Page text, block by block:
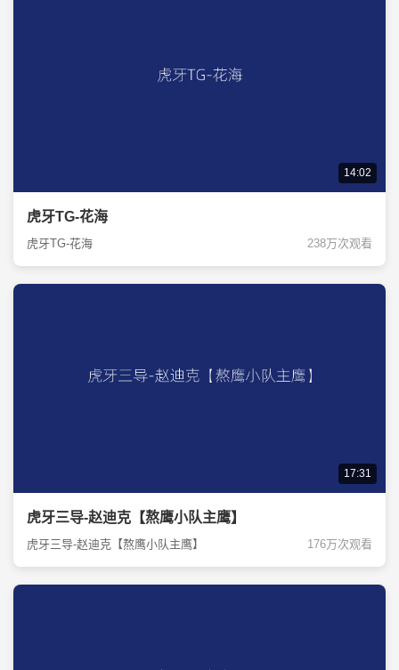
14:02
虎牙TG-花海
虎牙TG-花海 238万次观看
17:31
虎牙三导-赵迪克【熬鹰小队主鹰】
虎牙三导-赵迪克【熬鹰小队主鹰】 176万次观看